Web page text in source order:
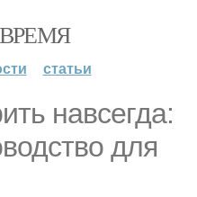
статьи
навсегда:
для